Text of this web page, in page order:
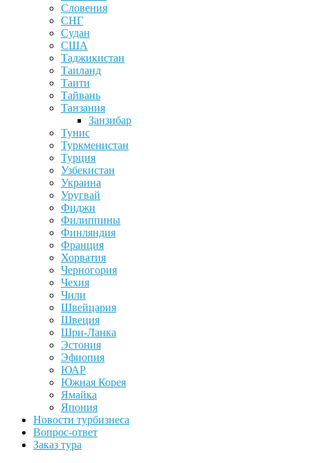
Словения
СНГ
Судан
США
Таджикистан
Таиланд
Таити
Тайвань
Танзания
Занзибар
Тунис
Туркменистан
Турция
Узбекистан
Украина
Уругвай
Фиджи
Филиппины
Финляндия
Франция
Хорватия
Черногория
Чехия
Чили
Швейцария
Швеция
Шри-Ланка
Эстония
Эфиопия
ЮАР
Южная Корея
Ямайка
Япония
Новости турбизнеса
Вопрос-ответ
Заказ тура